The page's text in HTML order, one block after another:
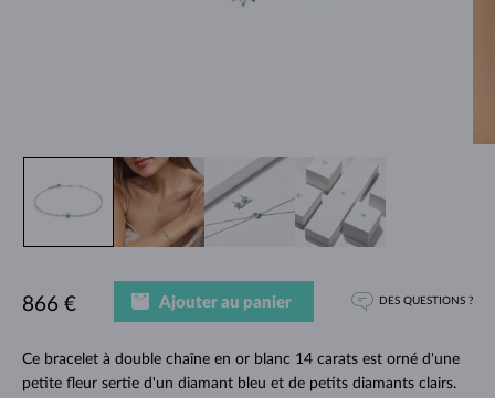
Ce bracelet à double chaîne en or blanc 14 carats est orné d'une
petite fleur sertie d'un diamant bleu et de petits diamants clairs.
866 € Ajouter au panier DES QUESTIONS ?